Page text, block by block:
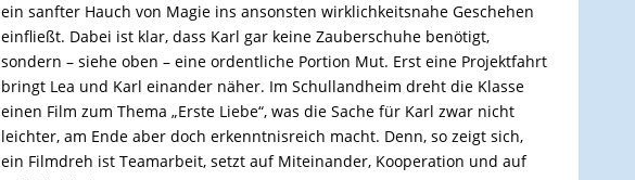
ein sanfter Hauch von Magie ins ansonsten wirklichkeitsnahe Geschehen
einfließt. Dabei ist klar, dass Karl gar keine Zauberschuhe benötigt,
sondern – siehe oben – eine ordentliche Portion Mut. Erst eine Projektfahrt
bringt Lea und Karl einander näher. Im Schullandheim dreht die Klasse
einen Film zum Thema „Erste Liebe“, was die Sache für Karl zwar nicht
leichter, am Ende aber doch erkenntnisreich macht. Denn, so zeigt sich,
ein Filmdreh ist Teamarbeit, setzt auf Miteinander, Kooperation und auf